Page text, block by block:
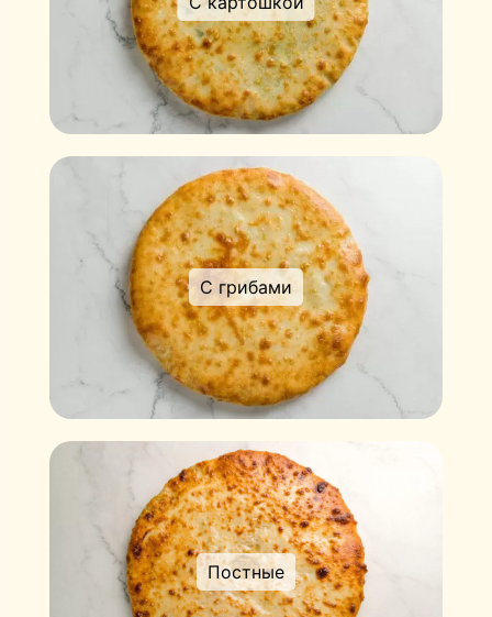
С грибами
Постные